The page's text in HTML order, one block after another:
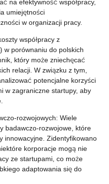
na efektywność współpracy,
umiejętności
w organizacji pracy.
współpracy z
w porównaniu do polskich
który może zniechęcać
relacji. W związku z tym,
potencjalne korzyści
w zagraniczne startupy, aby
rozwojowych: Wiele
badawczo-rozwojowe, które
innowacyjne. Zidentyfikowano
korporacje mogą nie
ze startupami, co może
adaptowania się do